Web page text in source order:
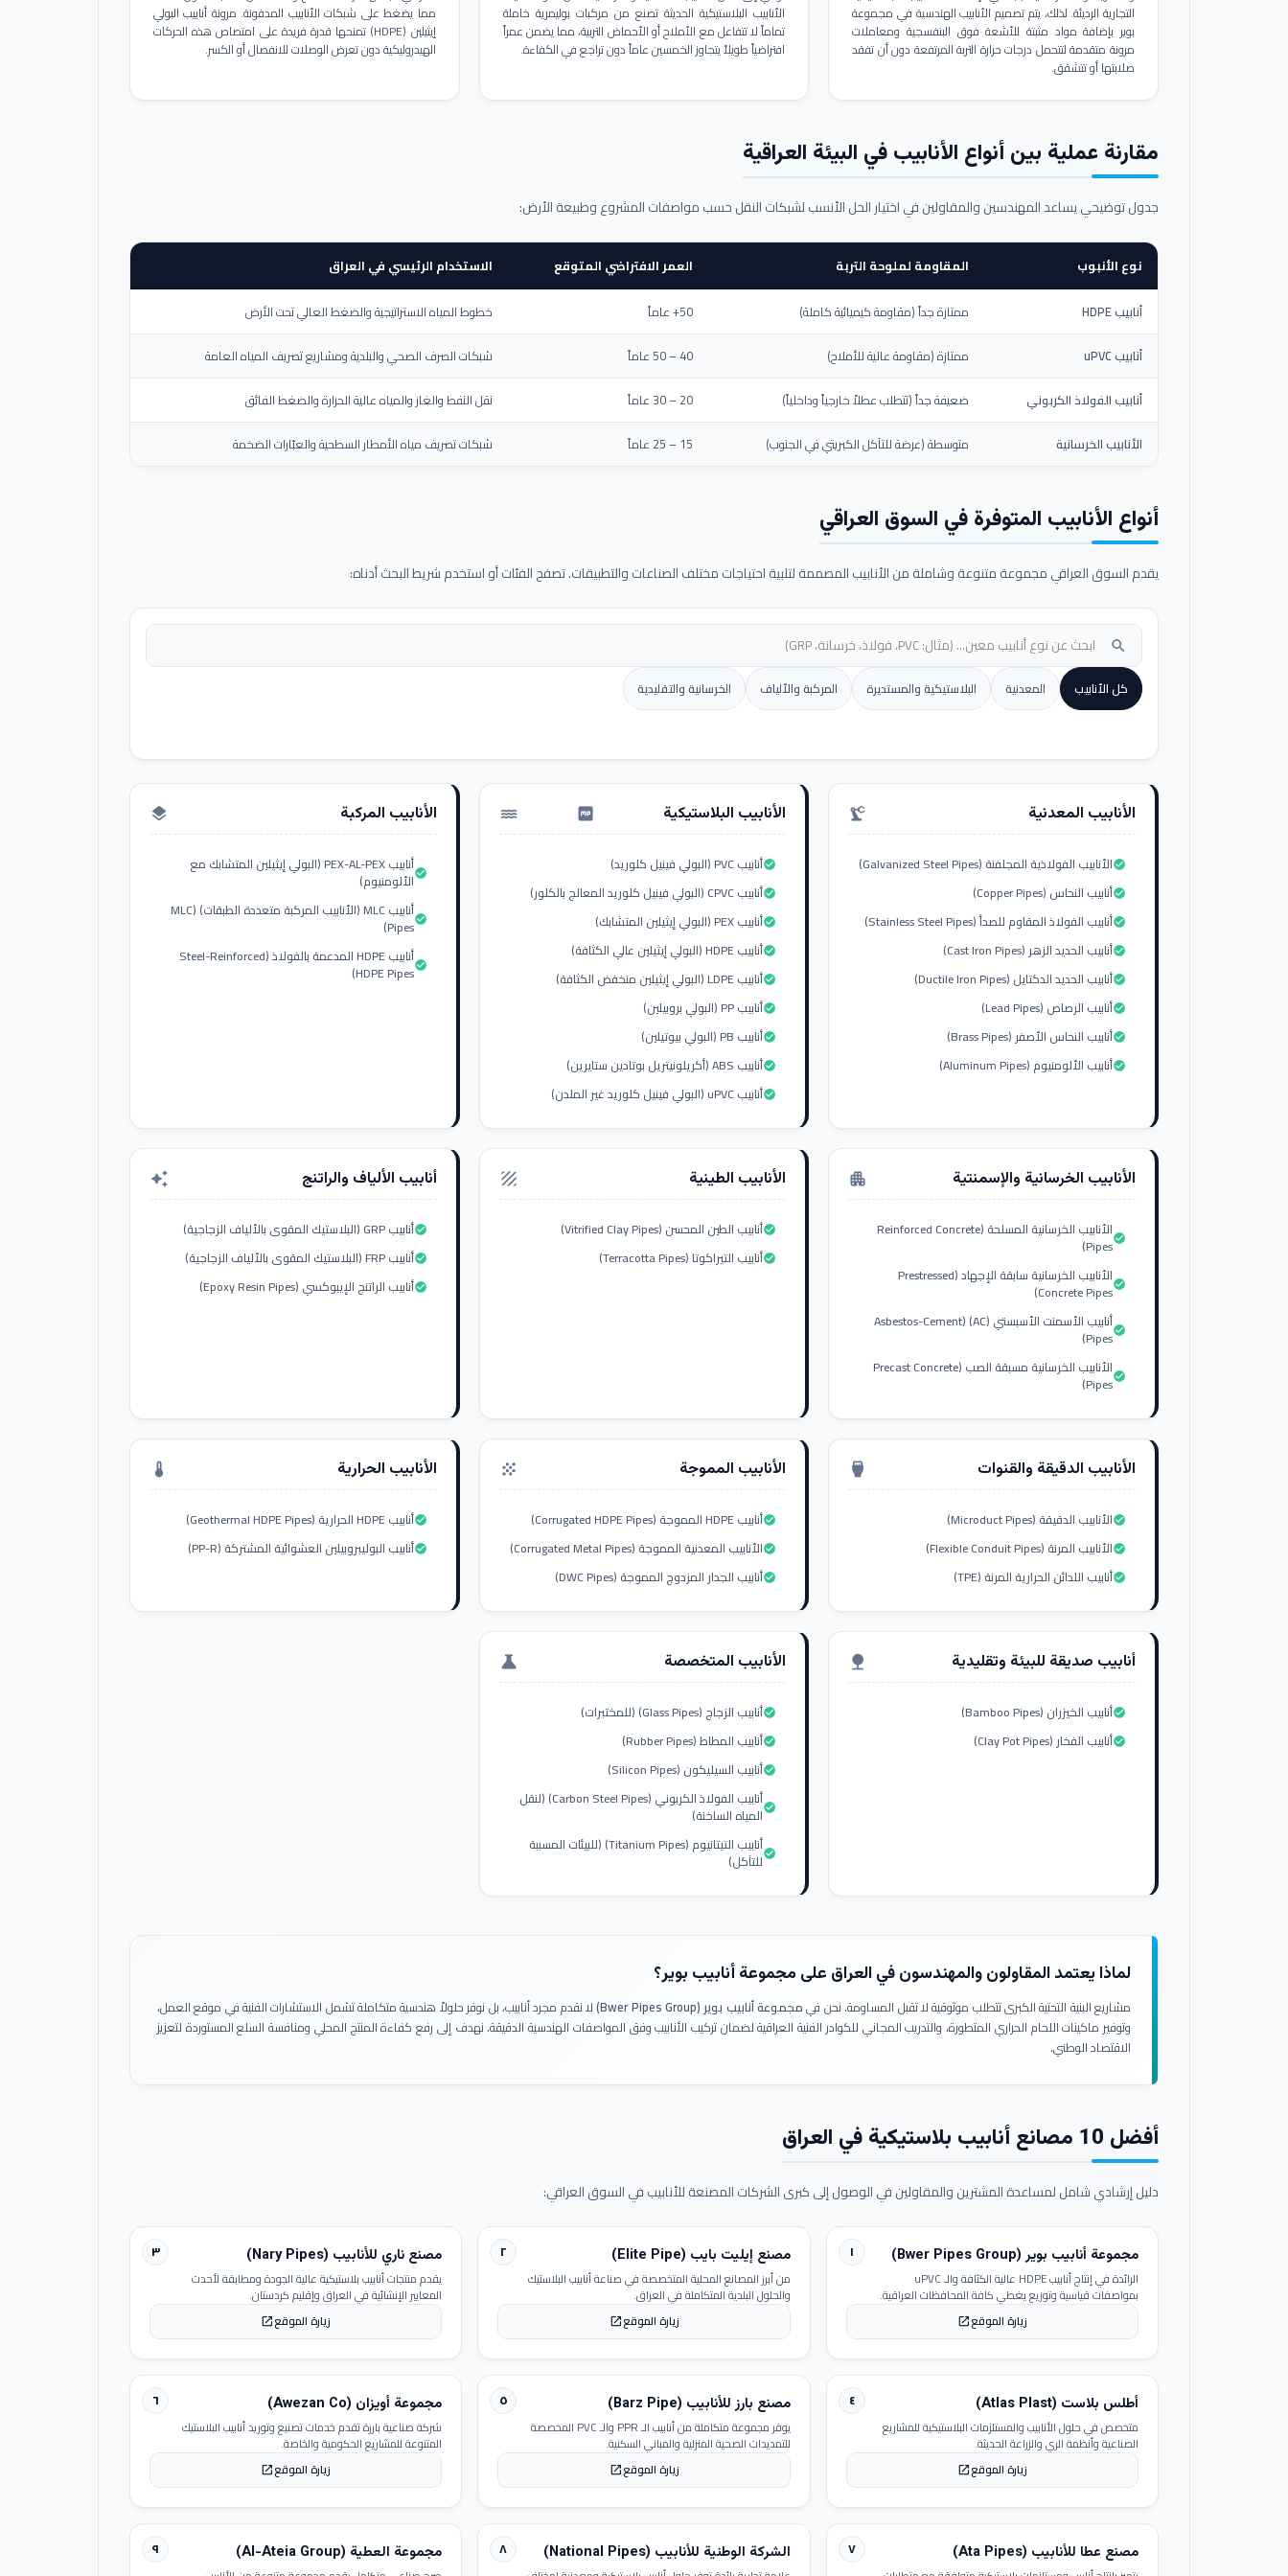
التجارية الرديئة. لذلك، يتم تصميم الأنابيب الهندسية في مجموعة
بوير بإضافة مواد مثبتة للأشعة فوق البنفسجية ومعاملات
مرونة متقدمة لتتحمل درجات حرارة التربة المرتفعة دون أن تفقد
صلابتها أو تتشقق.
الأنابيب البلاستيكية الحديثة تصنع من مركبات بوليمرية خاملة
تماماً لا تتفاعل مع الأملاح أو الأحماض التربية، مما يضمن عمراً
افتراضياً طويلاً يتجاوز الخمسين عاماً دون تراجع في الكفاءة.
مما يضغط على شبكات الأنابيب المدفونة. مرونة أنابيب البولي
إيثيلين (HDPE) تمنحها قدرة فريدة على امتصاص هذه الحركات
الهيدروليكية دون تعرض الوصلات للانفصال أو الكسر.
مقارنة عملية بين أنواع الأنابيب في البيئة العراقية
جدول توضيحي يساعد المهندسين والمقاولين في اختيار الحل الأنسب لشبكات النقل حسب مواصفات المشروع وطبيعة الأرض:
نوع الأنبوب المقاومة لملوحة التربة العمر الافتراضي المتوقع الاستخدام الرئيسي في العراق
أنابيب HDPE ممتازة جداً (مقاومة كيميائية كاملة) 50+ عاماً
خطوط المياه الاستراتيجية والضغط العالي تحت الأرض
أنابيب uPVC
ممتازة (مقاومة عالية للأملاح) 40 – 50 عاماً
شبكات الصرف الصحي والبلدية ومشاريع تصريف المياه العامة
أنابيب الفولاذ الكربوني
ضعيفة جداً (تتطلب عطلاً خارجياً وداخلياً) 20 – 30 عاماً
نقل النفط والغاز والمياه عالية الحرارة والضغط الفائق
الأنابيب الخرسانية
متوسطة (عرضة للتآكل الكبريتي في الجنوب) 15 – 25 عاماً شبكات تصريف مياه الأمطار السطحية والعبّارات الضخمة
أنواع الأنابيب المتوفرة في السوق العراقي
يقدم السوق العراقي مجموعة متنوعة وشاملة من الأنابيب المصممة لتلبية احتياجات مختلف الصناعات والتطبيقات. تصفح الفئات أو استخدم شريط البحث أدناه:
search
كل الأنابيب المعدنية البلاستيكية والمستديرة المركبة والألياف الخرسانية والتقليدية
الأنابيب المعدنية precision_manufacturing
الأنابيب الفولاذية المجلفنة (Galvanized Steel Pipes)check_circle
أنابيب النحاس (Copper Pipes)check_circle
أنابيب الفولاذ المقاوم للصدأ (Stainless Steel Pipes)check_circle
أنابيب الحديد الزهر (Cast Iron Pipes)check_circle
أنابيب الحديد الدكتايل (Ductile Iron Pipes)check_circle
أنابيب الرصاص (Lead Pipes)check_circle
أنابيب النحاس الأصفر (Brass Pipes)check_circle
أنابيب الألومنيوم (Aluminum Pipes)check_circle
الأنابيب البلاستيكية water_pump
أنابيب PVC (البولي فينيل كلوريد)check_circle
أنابيب CPVC (البولي فينيل كلوريد المعالج بالكلور)check_circle
أنابيب PEX (البولي إيثيلين المتشابك)check_circle
أنابيب HDPE (البولي إيثيلين عالي الكثافة)check_circle
أنابيب LDPE (البولي إيثيلين منخفض الكثافة)check_circle
أنابيب PP (البولي بروبيلين)check_circle
أنابيب PB (البولي بيوتيلين)check_circle
أنابيب ABS (أكريلونيتريل بوتادين ستايرين)check_circle
أنابيب uPVC (البولي فينيل كلوريد غير الملدن)check_circle
الأنابيب المركبة layers
أنابيب PEX-AL-PEX (البولي إيثيلين المتشابك مع
الألومنيوم)check_circle
أنابيب MLC (الأنابيب المركبة متعددة الطبقات) (MLC
Pipes)check_circle
أنابيب HDPE المدعمة بالفولاذ (Steel-Reinforced
HDPE Pipes)check_circle
الأنابيب الخرسانية والإسمنتية apartment
الأنابيب الخرسانية المسلحة (Reinforced Concrete
Pipes)check_circle
الأنابيب الخرسانية سابقة الإجهاد (Prestressed
Concrete Pipes)check_circle
أنابيب الأسمنت الأسبستي (AC) (Asbestos-Cement
Pipes)check_circle
الأنابيب الخرسانية مسبقة الصب (Precast Concrete
Pipes)check_circle
الأنابيب الطينية texture
أنابيب الطين المحسن (Vitrified Clay Pipes)check_circle
أنابيب التيراكوتا (Terracotta Pipes)check_circle
أنابيب الألياف والراتنج auto_awesome
أنابيب GRP (البلاستيك المقوى بالألياف الزجاجية)check_circle
أنابيب FRP (البلاستيك المقوى بالألياف الزجاجية)check_circle
أنابيب الراتنج الإيبوكسي (Epoxy Resin Pipes)check_circle
الأنابيب الدقيقة والقنوات settings_input_hdmi
الأنابيب الدقيقة (Microduct Pipes)check_circle
الأنابيب المرنة (Flexible Conduit Pipes)check_circle
أنابيب اللدائن الحرارية المرنة (TPE)check_circle
الأنابيب المموجة grain
أنابيب HDPE المموجة (Corrugated HDPE Pipes)check_circle
الأنابيب المعدنية المموجة (Corrugated Metal Pipes)check_circle
أنابيب الجدار المزدوج المموجة (DWC Pipes)check_circle
الأنابيب الحرارية thermostat
أنابيب HDPE الحرارية (Geothermal HDPE Pipes)check_circle
أنابيب البوليبروبيلين العشوائية المشتركة (PP-R)check_circle
أنابيب صديقة للبيئة وتقليدية nature
أنابيب الخيزران (Bamboo Pipes)check_circle
أنابيب الفخار (Clay Pot Pipes)check_circle
الأنابيب المتخصصة science
أنابيب الزجاج (Glass Pipes) (للمختبرات)check_circle
أنابيب المطاط (Rubber Pipes)check_circle
أنابيب السيليكون (Silicon Pipes)check_circle
أنابيب الفولاذ الكربوني (Carbon Steel Pipes) (لنقل
المياه الساخنة)check_circle
أنابيب التيتانيوم (Titanium Pipes) (للبيئات المسببة
للتآكل)check_circle
لماذا يعتمد المقاولون والمهندسون في العراق على مجموعة أنابيب بوير؟
مشاريع البنية التحتية الكبرى تتطلب موثوقية لا تقبل المساومة. نحن فيمجموعة أنابيب بوير (Bwer Pipes Group)
لا نقدم مجرد أنابيب، بل نوفر حلولاً هندسية متكاملة تشمل الاستشارات الفنية في موقع العمل،
وتوفير ماكينات اللحام الحراري المتطورة، والتدريب المجاني للكوادر الفنية العراقية لضمان تركيب الأنابيب وفق المواصفات الهندسية الدقيقة. نهدف إلى رفع كفاءة المنتج المحلي ومنافسة السلع المستوردة لتعزيز
الاقتصاد الوطني.
أفضل 10 مصانع أنابيب بلاستيكية في العراق
دليل إرشادي شامل لمساعدة المشترين والمقاولين في الوصول إلى كبرى الشركات المصنعة للأنابيب في السوق العراقي:
١ مجموعة أنابيب بوير (Bwer Pipes Group)
الرائدة في إنتاج أنابيب HDPE عالية الكثافة والـ uPVC
بمواصفات قياسية وتوزيع يغطي كافة المحافظات العراقية.
زيارة الموقعopen_in_new
٢ مصنع إيليت بايب (Elite Pipe)
من أبرز المصانع المحلية المتخصصة في صناعة أنابيب البلاستيك
والحلول البلدية المتكاملة في العراق.
زيارة الموقعopen_in_new
٣ مصنع ناري للأنابيب (Nary Pipes)
يقدم منتجات أنابيب بلاستيكية عالية الجودة ومطابقة لأحدث
المعايير الإنشائية في العراق وإقليم كردستان.
زيارة الموقعopen_in_new
٤ أطلس بلاست (Atlas Plast)
متخصص في حلول الأنابيب والمستلزمات البلاستيكية للمشاريع
الصناعية وأنظمة الري والزراعة الحديثة.
زيارة الموقعopen_in_new
٥ مصنع بارز للأنابيب (Barz Pipe)
يوفر مجموعة متكاملة من أنابيب الـ PPR والـ PVC المخصصة
للتمديدات الصحية المنزلية والمباني السكنية.
زيارة الموقعopen_in_new
٦ مجموعة أويزان (Awezan Co)
شركة صناعية بارزة تقدم خدمات تصنيع وتوريد أنابيب البلاستيك
المتنوعة للمشاريع الحكومية والخاصة.
زيارة الموقعopen_in_new
٧ مصنع عطا للأنابيب (Ata Pipes) ٨ الشركة الوطنية للأنابيب (National Pipes) ٩ مجموعة العطية (Al-Ateia Group)